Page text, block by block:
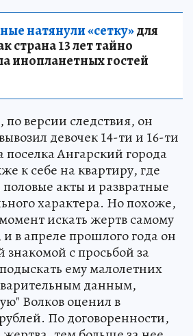
натянули «сетку»для
страна 13 лет тайно
инопланетных гостей
по версии следствия, он
девочек 14-ти и 16-ти
поселка Ангарский города
к себе на квартиру, где
акты и развратные
характера. Но похоже,
искать жертв самому
в апреле прошлого года он
знакомой с просьбой за
ему малолетних
данным,
Волков оценил в
По договоренности,